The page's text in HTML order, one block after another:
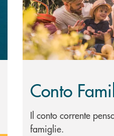
Conto
Il conto corrente
famiglie.